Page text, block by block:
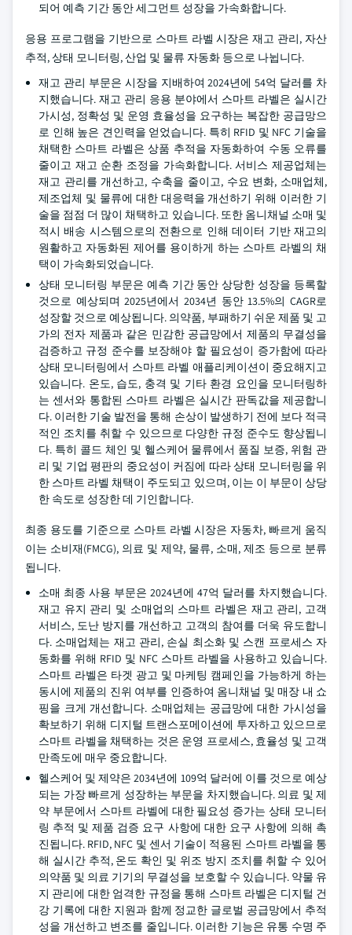
되어 예측 기간 동안 세그먼트 성장을 가속화합니다.
응용 프로그램을 기반으로 스마트 라벨 시장은 재고 관리, 자산
추적, 상태 모니터링, 산업 및 물류 자동화 등으로 나뉩니다.
재고 관리 부문은 시장을 지배하여 2024년에 54억 달러를 차
지했습니다. 재고 관리 응용 분야에서 스마트 라벨은 실시간
가시성, 정확성 및 운영 효율성을 요구하는 복잡한 공급망으
로 인해 높은 견인력을 얻었습니다. 특히 RFID 및 NFC 기술을
채택한 스마트 라벨은 상품 추적을 자동화하여 수동 오류를
줄이고 재고 순환 조정을 가속화합니다. 서비스 제공업체는
재고 관리를 개선하고, 수축을 줄이고, 수요 변화, 소매업체,
제조업체 및 물류에 대한 대응력을 개선하기 위해 이러한 기
술을 점점 더 많이 채택하고 있습니다. 또한 옴니채널 소매 및
적시 배송 시스템으로의 전환으로 인해 데이터 기반 재고의
원활하고 자동화된 제어를 용이하게 하는 스마트 라벨의 채
택이 가속화되었습니다.
상태 모니터링 부문은 예측 기간 동안 상당한 성장을 등록할
것으로 예상되며 2025년에서 2034년 동안 13.5%의 CAGR로
성장할 것으로 예상됩니다. 의약품, 부패하기 쉬운 제품 및 고
가의 전자 제품과 같은 민감한 공급망에서 제품의 무결성을
검증하고 규정 준수를 보장해야 할 필요성이 증가함에 따라
상태 모니터링에서 스마트 라벨 애플리케이션이 중요해지고
있습니다. 온도, 습도, 충격 및 기타 환경 요인을 모니터링하
는 센서와 통합된 스마트 라벨은 실시간 판독값을 제공합니
다. 이러한 기술 발전을 통해 손상이 발생하기 전에 보다 적극
적인 조치를 취할 수 있으므로 다양한 규정 준수도 향상됩니
다. 특히 콜드 체인 및 헬스케어 물류에서 품질 보증, 위험 관
리 및 기업 평판의 중요성이 커짐에 따라 상태 모니터링을 위
한 스마트 라벨 채택이 주도되고 있으며, 이는 이 부문이 상당
한 속도로 성장한 데 기인합니다.
최종 용도를 기준으로 스마트 라벨 시장은 자동차, 빠르게 움직
이는 소비재(FMCG), 의료 및 제약, 물류, 소매, 제조 등으로 분류
됩니다.
소매 최종 사용 부문은 2024년에 47억 달러를 차지했습니다.
재고 유지 관리 및 소매업의 스마트 라벨은 재고 관리, 고객
서비스, 도난 방지를 개선하고 고객의 참여를 더욱 유도합니
다. 소매업체는 재고 관리, 손실 최소화 및 스캔 프로세스 자
동화를 위해 RFID 및 NFC 스마트 라벨을 사용하고 있습니다.
스마트 라벨은 타겟 광고 및 마케팅 캠페인을 가능하게 하는
동시에 제품의 진위 여부를 인증하여 옴니채널 및 매장 내 쇼
핑을 크게 개선합니다. 소매업체는 공급망에 대한 가시성을
확보하기 위해 디지털 트랜스포메이션에 투자하고 있으므로
스마트 라벨을 채택하는 것은 운영 프로세스, 효율성 및 고객
만족도에 매우 중요합니다.
헬스케어 및 제약은 2034년에 109억 달러에 이를 것으로 예상
되는 가장 빠르게 성장하는 부문을 차지했습니다. 의료 및 제
약 부문에서 스마트 라벨에 대한 필요성 증가는 상태 모니터
링 추적 및 제품 검증 요구 사항에 대한 요구 사항에 의해 촉
진됩니다. RFID, NFC 및 센서 기술이 적용된 스마트 라벨을 통
해 실시간 추적, 온도 확인 및 위조 방지 조치를 취할 수 있어
의약품 및 의료 기기의 무결성을 보호할 수 있습니다. 약물 유
지 관리에 대한 엄격한 규정을 통해 스마트 라벨은 디지털 건
강 기록에 대한 지원과 함께 정교한 글로벌 공급망에서 추적
성을 개선하고 변조를 줄입니다. 이러한 기능은 유통 수명 주